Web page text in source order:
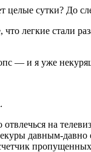
целые сутки? До
стали раза
— и я уже
на
давным-давно